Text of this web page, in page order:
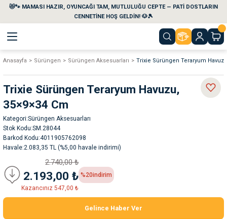
😻🐾 MAMASI HAZIR, OYUNCAĞI TAM, MUTLULUĞU CEPTE — PATİ DOSTLARIN
CENNETİNE HOŞ GELDİN! 🐶🎾
Geri Dön
Geri Dön
Temizlik Ürünleri
Geri Dön
Geri Dön
Geri Dön
Geri Dön
Anasayfa Sürüngen Sürüngen Aksesuarları Trixie Sürüngen Teraryum
Trixie Sürüngen Teraryum Havuzu,
35×9×34 Cm
Kategori Sürüngen Aksesuarları
Stok Kodu SM.28044
Barkod Kodu 4011905762098
Havale 2.083,35 TL (%5,00 havale indirimi)
2.740,00 ₺
2.193,00 ₺
Kazancınız 547,00 ₺
%20indirim
Gelince Haber Ver